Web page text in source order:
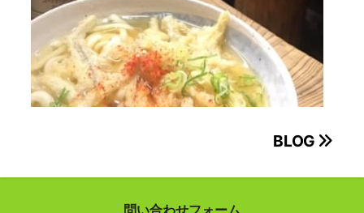
稿
BLOG
問い合わせフォーム